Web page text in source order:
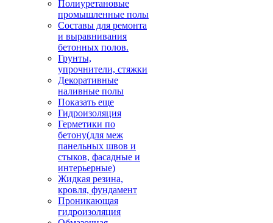
Полиуретановые
промышленные полы
Составы для ремонта
и выравнивания
бетонных полов.
Грунты,
упрочнители, стяжки
Декоративные
наливные полы
Показать еще
Гидроизоляция
Герметики по
бетону(для меж
панельных швов и
стыков, фасадные и
интерьерные)
Жидкая резина,
кровля, фундамент
Проникающая
гидроизоляция